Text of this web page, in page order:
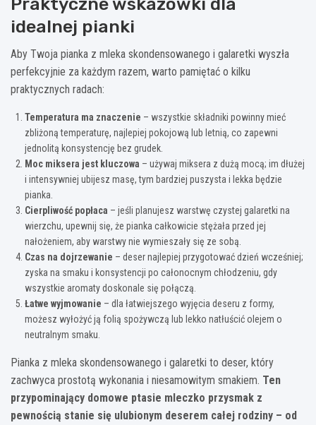
idealnej pianki
Aby Twoja pianka z mleka skondensowanego i galaretki wyszła
perfekcyjnie za każdym razem, warto pamiętać o kilku
praktycznych radach:
Temperatura ma znaczenie – wszystkie składniki powinny mieć
zbliżoną temperaturę, najlepiej pokojową lub letnią, co zapewni
jednolitą konsystencję bez grudek.
Moc miksera jest kluczowa – używaj miksera z dużą mocą; im dłużej
i intensywniej ubijesz masę, tym bardziej puszysta i lekka będzie
pianka.
Cierpliwość popłaca – jeśli planujesz warstwę czystej galaretki na
wierzchu, upewnij się, że pianka całkowicie stężała przed jej
nałożeniem, aby warstwy nie wymieszały się ze sobą.
Czas na dojrzewanie – deser najlepiej przygotować dzień wcześniej;
zyska na smaku i konsystencji po całonocnym chłodzeniu, gdy
wszystkie aromaty doskonale się połączą.
Łatwe wyjmowanie – dla łatwiejszego wyjęcia deseru z formy,
możesz wyłożyć ją folią spożywczą lub lekko natłuścić olejem o
neutralnym smaku.
Pianka z mleka skondensowanego i galaretki to deser, który
zachwyca prostotą wykonania i niesamowitym smakiem. Ten
przypominający domowe ptasie mleczko przysmak z
pewnością stanie się ulubionym deserem całej rodziny – od